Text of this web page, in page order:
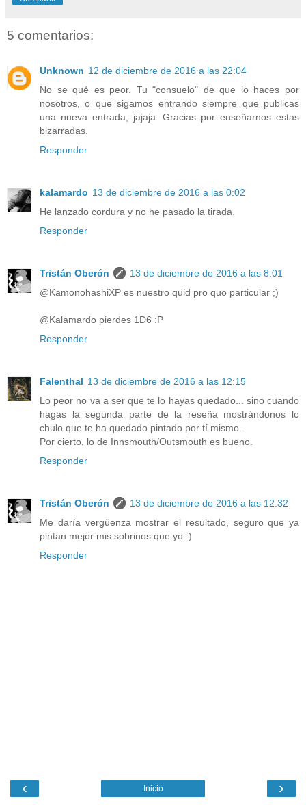
5 comentarios:
Unknown 12 de diciembre de 2016 a las 22:04
No se qué es peor. Tu "consuelo" de que lo haces por
nosotros, o que sigamos entrando siempre que publicas
una nueva entrada, jajaja. Gracias por enseñarnos estas
bizarradas.
Responder
kalamardo 13 de diciembre de 2016 a las 0:02
He lanzado cordura y no he pasado la tirada.
Responder
Tristán Oberón
13 de diciembre de 2016 a las 8:01
@KamonohashiXP es nuestro quid pro quo particular ;)
@Kalamardo pierdes 1D6 :P
Responder
Falenthal 13 de diciembre de 2016 a las 12:15
Lo peor no va a ser que te lo hayas quedado... sino cuando
hagas la segunda parte de la reseña mostrándonos lo
chulo que te ha quedado pintado por tí mismo.
Por cierto, lo de Innsmouth/Outsmouth es bueno.
Responder
Tristán Oberón
13 de diciembre de 2016 a las 12:32
Me daría vergüenza mostrar el resultado, seguro que ya
pintan mejor mis sobrinos que yo :)
Responder
‹ ›
Inicio